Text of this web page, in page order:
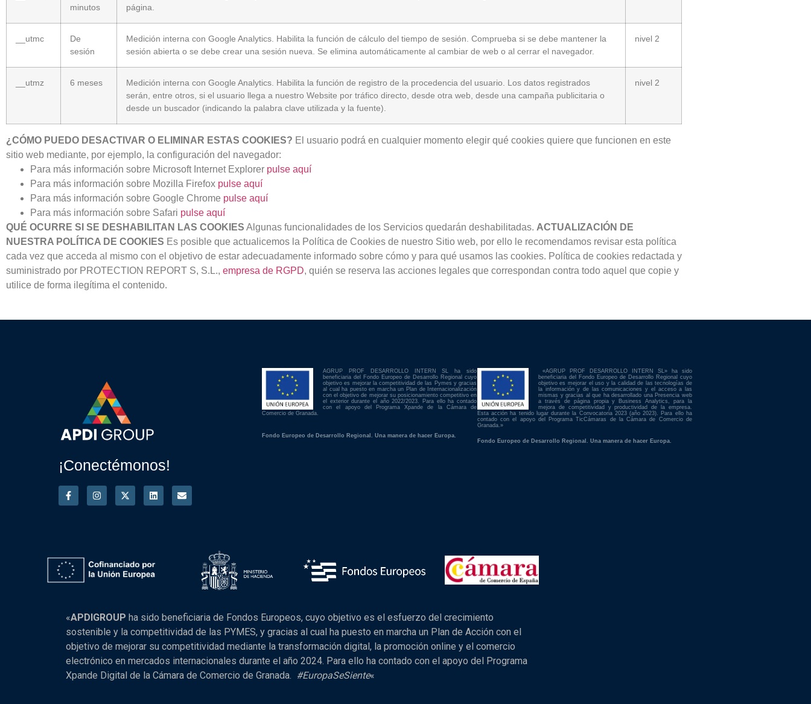
minutos
página.
__utmc
De
sesión
Medición interna con Google Analytics. Habilita la función de cálculo del tiempo de sesión. Comprueba si se debe mantener la
sesión abierta o se debe crear una sesión nueva. Se elimina automáticamente al cambiar de web o al cerrar el navegador.
nivel 2
__utmz 6 meses
Medición interna con Google Analytics. Habilita la función de registro de la procedencia del usuario. Los datos registrados
serán, entre otros, si el usuario llega a nuestro Website por tráfico directo, desde otra web, desde una campaña publicitaria o
desde un buscador (indicando la palabra clave utilizada y la fuente).
nivel 2
¿CÓMO PUEDO DESACTIVAR O ELIMINAR ESTAS COOKIES? El usuario podrá en cualquier momento elegir qué cookies quiere que funcionen en este
sitio web mediante, por ejemplo, la configuración del navegador:
Para más información sobre Microsoft Internet Explorer pulse aquí
Para más información sobre Mozilla Firefox pulse aquí
Para más información sobre Google Chrome pulse aquí
Para más información sobre Safari pulse aquí
QUÉ OCURRE SI SE DESHABILITAN LAS COOKIES Algunas funcionalidades de los Servicios quedarán deshabilitadas. ACTUALIZACIÓN DE
NUESTRA POLÍTICA DE COOKIES Es posible que actualicemos la Política de Cookies de nuestro Sitio web, por ello le recomendamos revisar esta política
cada vez que acceda al mismo con el objetivo de estar adecuadamente informado sobre cómo y para qué usamos las cookies. Política de cookies redactada y
suministrado por PROTECTION REPORT S, S.L., empresa de RGPD, quién se reserva las acciones legales que correspondan contra todo aquel que copie y
utilice de forma ilegítima el contenido.
¡Conectémonos!
AGRUP PROF DESARROLLO INTERN SL ha sido
beneficiaria del Fondo Europeo de Desarrollo Regional cuyo
objetivo es mejorar la competitividad de las Pymes y gracias
al cual ha puesto en marcha un Plan de Internacionalización
con el objetivo de mejorar su posicionamiento competitivo en
el exterior durante el año 2022/2023. Para ello ha contado
con el apoyo del Programa Xpande de la Cámara de
Comercio de Granada.
Fondo Europeo de Desarrollo Regional. Una manera de hacer Europa.
«AGRUP PROF DESARROLLO INTERN SL» ha sido
beneficiaria del Fondo Europeo de Desarrollo Regional cuyo
objetivo es mejorar el uso y la calidad de las tecnologías de
la información y de las comunicaciones y el acceso a las
mismas y gracias al que ha desarrollado una Presencia web
a través de página propia y Business Analytics, para la
mejora de competitividad y productividad de la empresa.
Esta acción ha tenido lugar durante la Convocatoria 2023 (año 2023). Para ello ha
contado con el apoyo del Programa TicCámaras de la Cámara de Comercio de
Granada.»
Fondo Europeo de Desarrollo Regional. Una manera de hacer Europa.
«APDIGROUP ha sido beneficiaria de Fondos Europeos, cuyo objetivo es el esfuerzo del crecimiento
sostenible y la competitividad de las PYMES, y gracias al cual ha puesto en marcha un Plan de Acción con el
objetivo de mejorar su competitividad mediante la transformación digital, la promoción online y el comercio
electrónico en mercados internacionales durante el año 2024. Para ello ha contado con el apoyo del Programa
Xpande Digital de la Cámara de Comercio de Granada. #EuropaSeSiente«